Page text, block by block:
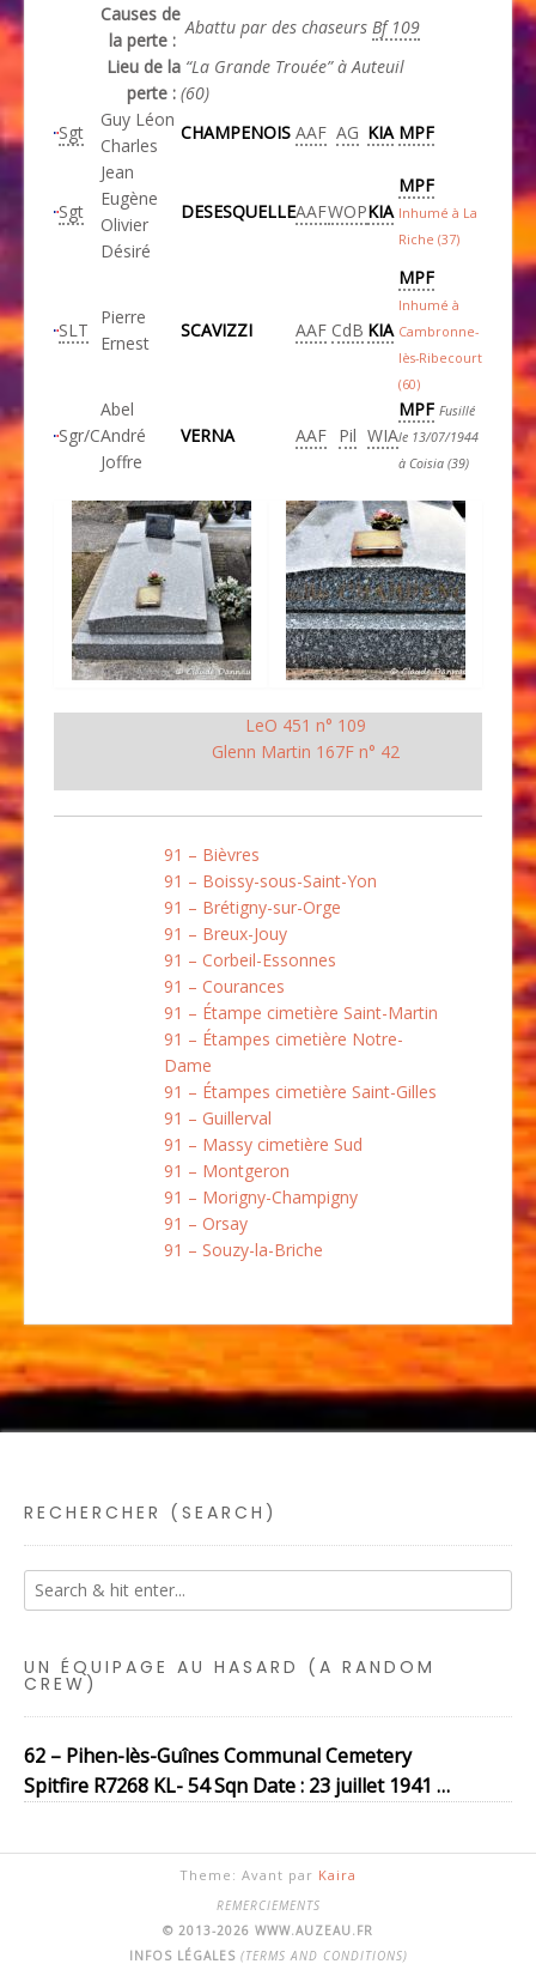
Causes de
la perte :
Abattu par des chaseurs Bf 109
Lieu de la
perte :
“La Grande Trouée” à Auteuil
(60)
Sgt
Guy Léon
Charles
CHAMPENOIS AAF AG KIA MPF
Sgt
Jean
Eugène
Olivier
Désiré
DESESQUELLEAAFWOPKIA
MPF
Inhumé à La
Riche (37)
SLT
Pierre
Ernest
SCAVIZZI AAF CdB KIA
MPF
Inhumé à
Cambronne-
lès-Ribecourt
(60)
Sgr/C
Abel
André
Joffre
VERNA AAF Pil WIA
MPF Fusillé
le 13/07/1944
à Coisia (39)
LeO 451 n° 109
Glenn Martin 167F n° 42
91 – Bièvres
91 – Boissy-sous-Saint-Yon
91 – Brétigny-sur-Orge
91 – Breux-Jouy
91 – Corbeil-Essonnes
91 – Courances
91 – Étampe cimetière Saint-Martin
91 – Étampes cimetière Notre-
Dame
91 – Étampes cimetière Saint-Gilles
91 – Guillerval
91 – Massy cimetière Sud
91 – Montgeron
91 – Morigny-Champigny
91 – Orsay
91 – Souzy-la-Briche
RECHERCHER (SEARCH)
UN ÉQUIPAGE AU HASARD (A RANDOM
CREW)
62 – Pihen-lès-Guînes Communal Cemetery
Spitfire R7268 KL- 54 Sqn Date : 23 juillet 1941 …
Theme: Avant par Kaira
REMERCIEMENTS
© 2013-2026 WWW.AUZEAU.FR
INFOS LÉGALES (TERMS AND CONDITIONS)